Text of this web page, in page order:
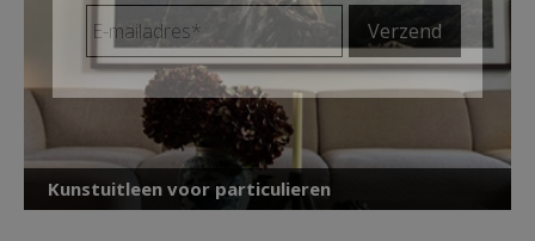
Kunstuitleen voor particulieren
mailadres *